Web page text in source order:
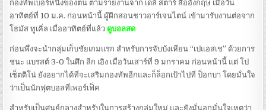
กองทัพเบอร์หนึ่งของตน ตามรายงานจาก เดลี่ สตาร์ สื่ออังกฤษ เมื่อวัน
อาทิตย์ที่ 10 ม.ค. ก่อนหน้านี้ ผู้ฝึกสอนชาวอาร์เจนไตน์ เข้ามารับงานต่อจาก
โธมัส ทูเคิ่ล เมื่ออาทิตย์ที่แล้ว ดูบอลสด
ก่อนพึ่งจะนำกลุ่มเก็บชัยเกมแรก สำหรับการจับบังเหียน “เปแอสเช” ด้วยการ
ชนะ แบรสต์ 3-0 ในศึก ลีก เอิง เมื่อวันเสาร์ที่ 9 มกราคม ก่อนหน้านี้ แต่ โป
เช็ตติโน่ ยังอยากได้ที่จะเสริมกองทัพอีกและก็ล็อกเป้าไปที่ ป็อกบา โดยมั่นใจ
ว่าเป็นนักฟุตบอลที่เพอร์เฟ็ค
สำหรับเป็นศูนย์กลางสำหรับในการสร้างกลุ่มใหม่ และยังมั่นอกมั่นใจเหตุว่า